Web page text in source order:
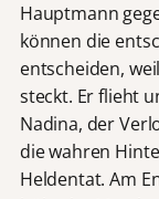
Hauptmann
können die
entscheiden,
steckt. Er flieht
Nadina, der
die wahren
Heldentat. Am